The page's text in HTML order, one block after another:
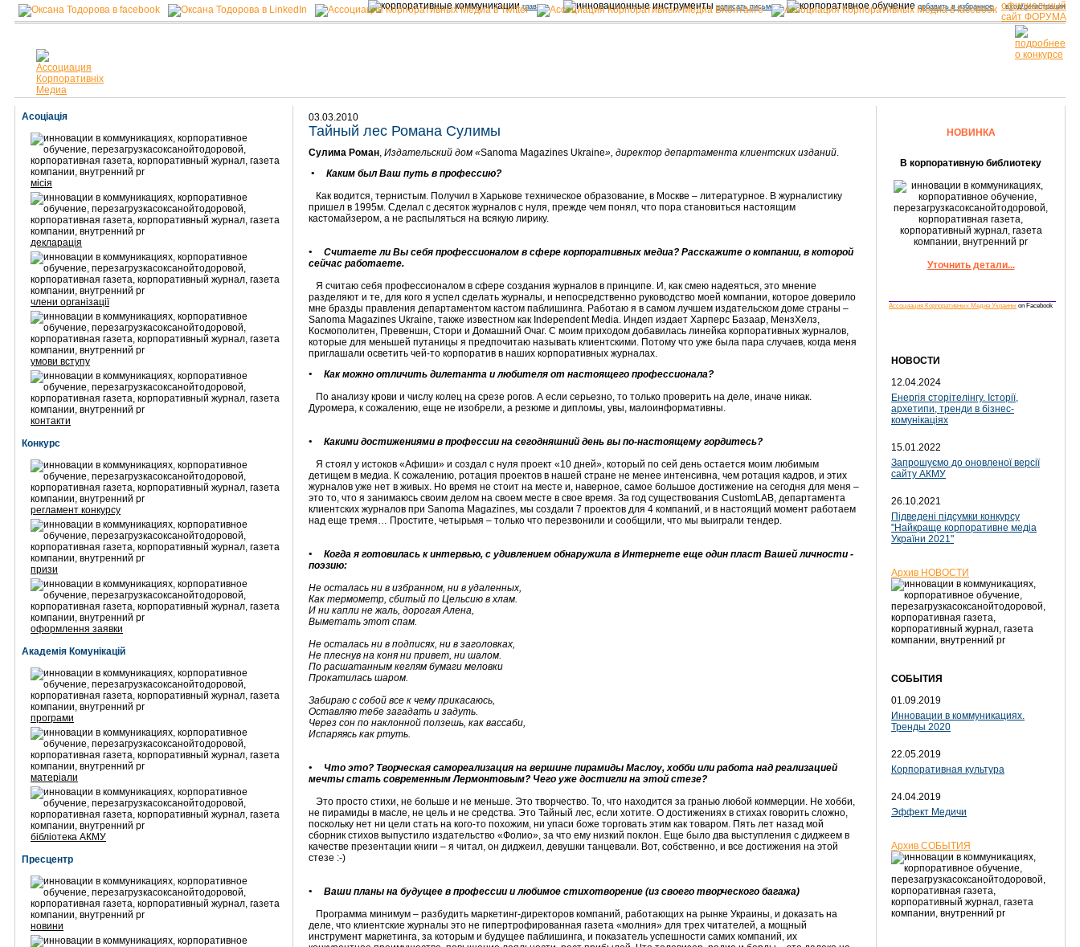
официальный
сайт ФОРУМА
главная написать письмо добавить в избранное вход/регистрация
Асоціація
місія
декларація
члени організації
умови вступу
контакти
Конкурс
регламент конкурсу
призи
оформлення заявки
Академія Комунікацій
програми
матеріали
бібліотека АКМУ
Пресцентр
новини
03.03.2010
Тайный лес Романа Сулимы
Сулима Роман, Издательский дом «Sanoma Magazines Ukraine», директор департамента клиентских изданий.
• Каким был Ваш путь в профессию?
Как водится, тернистым. Получил в Харькове техническое образование, в Москве – литературное. В журналистику
пришел в 1995м. Сделал с десяток журналов с нуля, прежде чем понял, что пора становиться настоящим
кастомайзером, а не распыляться на всякую лирику.
• Считаете ли Вы себя профессионалом в сфере корпоративных медиа? Расскажите о компании, в которой
сейчас работаете.
Я считаю себя профессионалом в сфере создания журналов в принципе. И, как смею надеяться, это мнение
разделяют и те, для кого я успел сделать журналы, и непосредственно руководство моей компании, которое доверило
мне бразды правления департаментом кастом паблишинга. Работаю я в самом лучшем издательском доме страны –
Sanoma Magazines Ukraine, также известном как Independent Media. Индеп издает Харперс Базаар, МензХелз,
Космополитен, Превеншн, Стори и Домашний Очаг. С моим приходом добавилась линейка корпоративных журналов,
которые для меньшей путаницы я предпочитаю называть клиентскими. Потому что уже была пара случаев, когда меня
приглашали осветить чей-то корпоратив в наших корпоративных журналах.
• Как можно отличить дилетанта и любителя от настоящего профессионала?
По анализу крови и числу колец на срезе рогов. А если серьезно, то только проверить на деле, иначе никак.
Дуромера, к сожалению, еще не изобрели, а резюме и дипломы, увы, малоинформативны.
•
Какими достижениями в профессии на сегодняшний день вы по-настоящему гордитесь?
Я стоял у истоков «Афиши» и создал с нуля проект «10 дней», который по сей день остается моим любимым
детищем в медиа. К сожалению, ротация проектов в нашей стране не менее интенсивна, чем ротация кадров, и этих
журналов уже нет в живых. Но время не стоит на месте и, наверное, самое большое достижение на сегодня для меня –
это то, что я занимаюсь своим делом на своем месте в свое время. За год существования CustomLAB, департамента
клиентских журналов при Sanoma Magazines, мы создали 7 проектов для 4 компаний, и в настоящий момент работаем
над еще тремя… Простите, четырьмя – только что перезвонили и сообщили, что мы выиграли тендер.
• Когда я готовилась к интервью, с удивлением обнаружила в Интернете еще один пласт Вашей личности -
поэзию:
Не осталась ни в избранном, ни в удаленных,
Как термометр, сбитый по Цельсию в хлам.
И ни капли не жаль, дорогая Алена,
Выметать этот спам.
Не осталась ни в подписях, ни в заголовках,
Не плеснув на коня ни привет, ни шалом.
По расшатанным кеглям бумаги меловки
Прокатилась шаром.
Забираю с собой все к чему прикасаюсь,
Оставляю тебе загадать и задуть.
Через сон по наклонной ползешь, как вассаби,
Испаряясь как ртуть.
• Что это? Творческая самореализация на вершине пирамиды Маслоу, хобби или работа над реализацией
мечты стать современным Лермонтовым? Чего уже достигли на этой стезе?
Это просто стихи, не больше и не меньше. Это творчество. То, что находится за гранью любой коммерции. Не хобби,
не пирамиды в масле, не цель и не средства. Это Тайный лес, если хотите. О достижениях в стихах говорить сложно,
поскольку нет ни цели стать на кого-то похожим, ни упаси боже торговать этим как товаром. Пять лет назад мой
сборник стихов выпустило издательство «Фолио», за что ему низкий поклон. Еще было два выступления с диджеем в
качестве презентации книги – я читал, он диджеил, девушки танцевали. Вот, собственно, и все достижения на этой
стезе :-)
• Ваши планы на будущее в профессии и любимое стихотворение (из своего творческого багажа)
Программа минимум – разбудить маркетинг-директоров компаний, работающих на рынке Украины, и доказать на
деле, что клиентские журналы это не гипертрофированная газета «молния» для трех читателей, а мощный
инструмент маркетинга, за которым и будущее паблишинга, и показатель успешности самих компаний, их
НОВИНКА
В корпоративную библиотеку
Уточнить детали...
Ассоциация Корпоративных Медиа Украины on Facebook
НОВОСТИ
12.04.2024
Енергія сторітелінгу. Історії,
архетипи, тренди в бізнес-
комунікаціях
15.01.2022
Запрошуємо до оновленої версії
сайту АКМУ
26.10.2021
Підведені підсумки конкурсу
"Найкраще корпоративне медіа
України 2021"
Архив НОВОСТИ
СОБЫТИЯ
01.09.2019
Инновации в коммуникациях.
Тренды 2020
22.05.2019
Корпоративная культура
24.04.2019
Эффект Медичи
Архив СОБЫТИЯ